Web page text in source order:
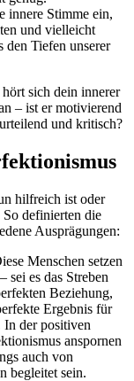
innere Stimme ein,
und vielleicht
den Tiefen unserer
sich dein innerer
– ist er motivierend
und kritisch?
hilfreich ist oder
definierten die
Ausprägungen:
Menschen setzen
sei es das Streben
Beziehung,
Ergebnis für
der positiven
anspornen
auch von
begleitet sein.